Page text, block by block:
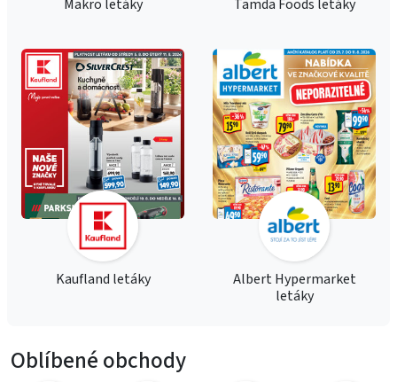
Makro letáky Tamda Foods letáky
Kaufland letáky
Albert Hypermarket
letáky
Oblíbené obchody